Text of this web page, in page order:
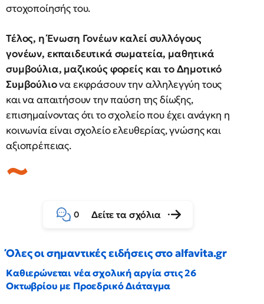
στοχοποίησής του.
Τέλος, η Ένωση Γονέων καλεί συλλόγους
γονέων, εκπαιδευτικά σωματεία, μαθητικά
συμβούλια, μαζικούς φορείς και το Δημοτικό
Συμβούλιονα εκφράσουν την αλληλεγγύη τους
και να απαιτήσουν την παύση της δίωξης,
επισημαίνοντας ότι το σχολείο που έχει ανάγκη η
κοινωνία είναι σχολείο ελευθερίας, γνώσης και
αξιοπρέπειας.
0 Δείτε τα σχόλια
Όλες οι σημαντικές ειδήσεις στο alfavita.gr
Καθιερώνεται νέα σχολική αργία στις 26
Οκτωβρίου με Προεδρικό Διάταγμα